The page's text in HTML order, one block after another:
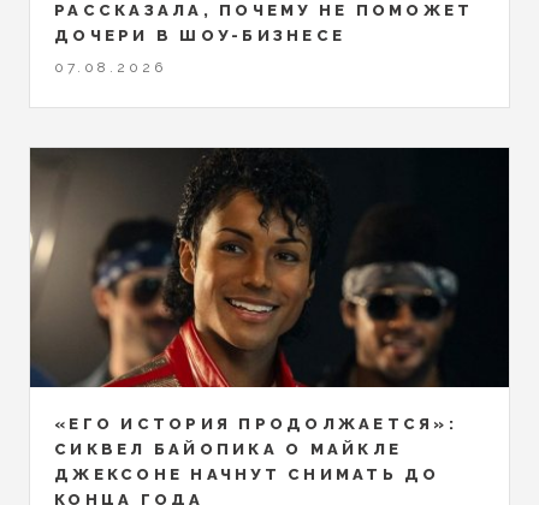
РАССКАЗАЛА, ПОЧЕМУ НЕ ПОМОЖЕТ
ДОЧЕРИ В ШОУ-БИЗНЕСЕ
07.08.2026
«ЕГО ИСТОРИЯ ПРОДОЛЖАЕТСЯ»:
СИКВЕЛ БАЙОПИКА О МАЙКЛЕ
ДЖЕКСОНЕ НАЧНУТ СНИМАТЬ ДО
КОНЦА ГОДА